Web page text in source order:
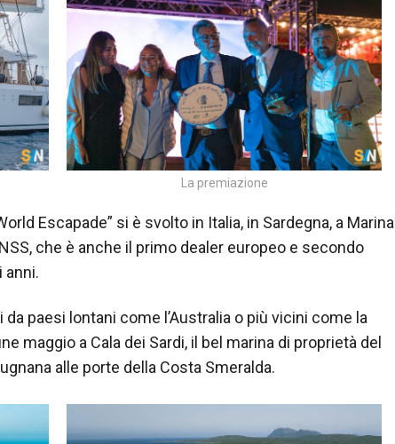
La premiazione
Escapade” si è svolto in Italia, in Sardegna, a Marina
che è anche il primo dealer europeo e secondo
anni.
paesi lontani come l’Australia o più vicini come la
maggio a Cala dei Sardi, il bel marina di proprietà del
alle porte della Costa Smeralda.